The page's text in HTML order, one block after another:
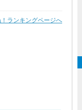
！ランキングページへ